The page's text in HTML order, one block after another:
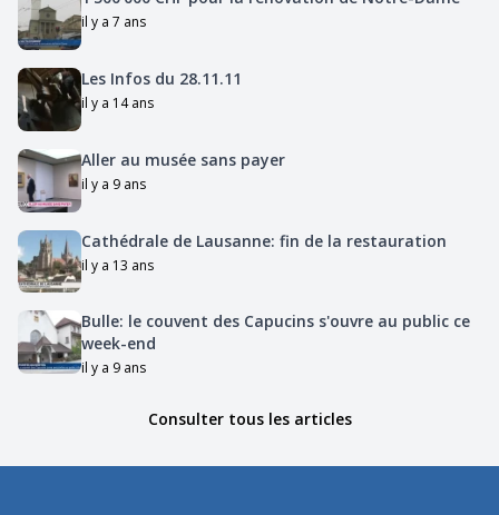
il y a 7 ans
Les Infos du 28.11.11
il y a 14 ans
Aller au musée sans payer
il y a 9 ans
Cathédrale de Lausanne: fin de la restauration
il y a 13 ans
Bulle: le couvent des Capucins s'ouvre au public ce
week-end
il y a 9 ans
Consulter tous les articles